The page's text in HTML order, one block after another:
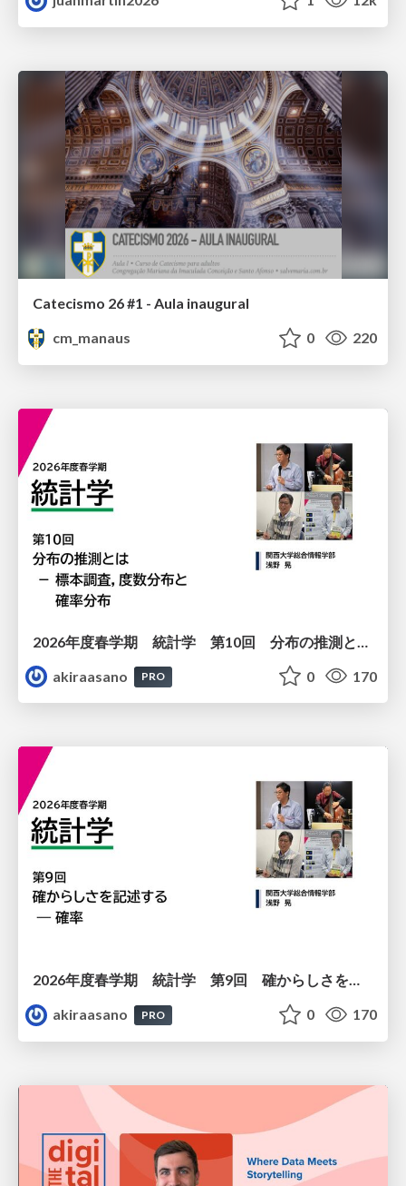
Catecismo 26 #1 - Aula inaugural
cm_manaus
0 220
akiraasano
PRO 0 170
2026年度春学期 統計学 第9回 確からしさを記述する ー 確率 (2026. 5. 28)
akiraasano
PRO 0 170